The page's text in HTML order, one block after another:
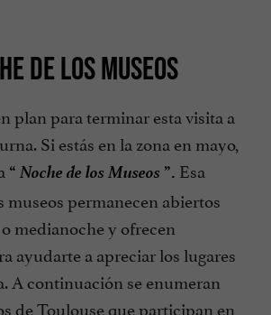
DE LOS MUSEOS
plan para terminar esta visita a
Si estás en la zona en mayo,
“ Noche de los Museos ”. Esa
museos permanecen abiertos
medianoche y ofrecen
ayudarte a apreciar los lugares
A continuación se enumeran
de Toulouse que participan en